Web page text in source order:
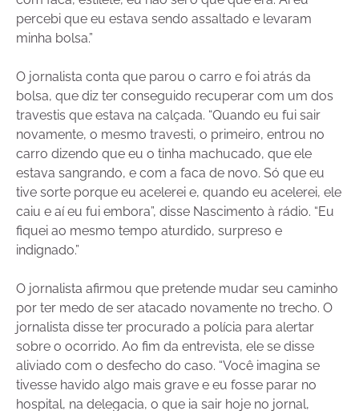
percebi que eu estava sendo assaltado e levaram
minha bolsa.”
O jornalista conta que parou o carro e foi atrás da
bolsa, que diz ter conseguido recuperar com um dos
travestis que estava na calçada. “Quando eu fui sair
novamente, o mesmo travesti, o primeiro, entrou no
carro dizendo que eu o tinha machucado, que ele
estava sangrando, e com a faca de novo. Só que eu
tive sorte porque eu acelerei e, quando eu acelerei, ele
caiu e aí eu fui embora”, disse Nascimento à rádio. “Eu
fiquei ao mesmo tempo aturdido, surpreso e
indignado.”
O jornalista afirmou que pretende mudar seu caminho
por ter medo de ser atacado novamente no trecho. O
jornalista disse ter procurado a polícia para alertar
sobre o ocorrido. Ao fim da entrevista, ele se disse
aliviado com o desfecho do caso. “Você imagina se
tivesse havido algo mais grave e eu fosse parar no
hospital, na delegacia, o que ia sair hoje no jornal,